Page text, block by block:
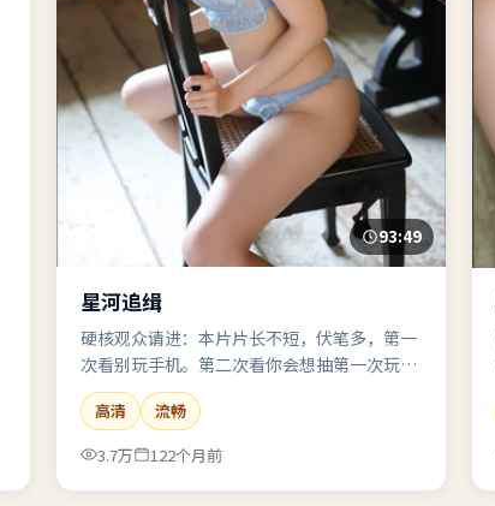
93:49
星河追缉
硬核观众请进：本片片长不短，伏笔多，第一
次看别玩手机。第二次看你会想抽第一次玩手
机的自己。
高清
流畅
3.7万
122个月前